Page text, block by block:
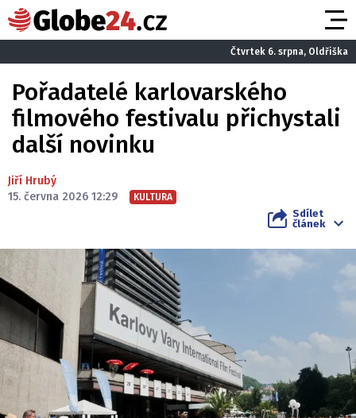
Čtvrtek 6. srpna, Oldřiška
Pořadatelé karlovarského
filmového festivalu přichystali
další novinku
Jiří Hrubý
15. června 2026 12:29
KULTURA
Sdílet
článek